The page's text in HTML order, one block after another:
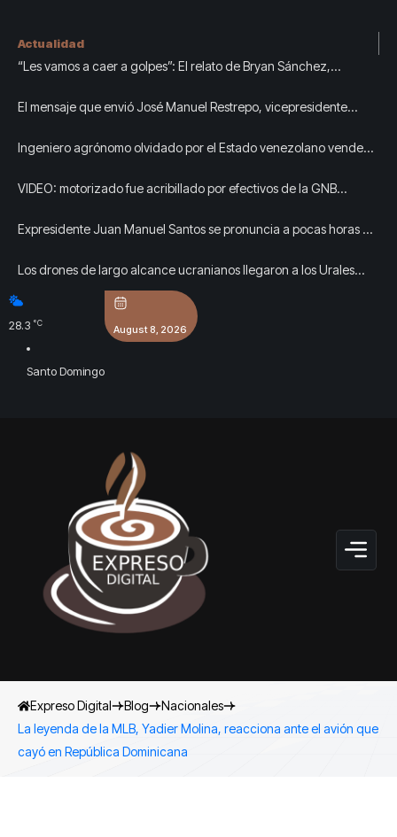
Actualidad
“Les vamos a caer a golpes”: El relato de Bryan Sánchez,
El mensaje que envió José Manuel Restrepo, vicepresidente
Ingeniero agrónomo olvidado por el Estado venezolano vende
VIDEO: motorizado fue acribillado por efectivos de la GNB
Expresidente Juan Manuel Santos se pronuncia a pocas horas de
una nueva etapa'
Los drones de largo alcance ucranianos llegaron a los Urales
para bombardear otro almacén de Wildberries en Rusia
28.3 °C
Santo Domingo
August 8, 2026
Expreso Digital Blog
Nacionales
La leyenda de la MLB, Yadier Molina, reacciona ante el avión que
cayó en República Dominicana